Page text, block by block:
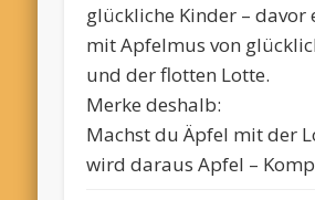
glückliche Kinder – davor
mit Apfelmus von
und der flotten Lotte.
Merke deshalb:
Machst du Äpfel mit der
wird daraus Apfel –